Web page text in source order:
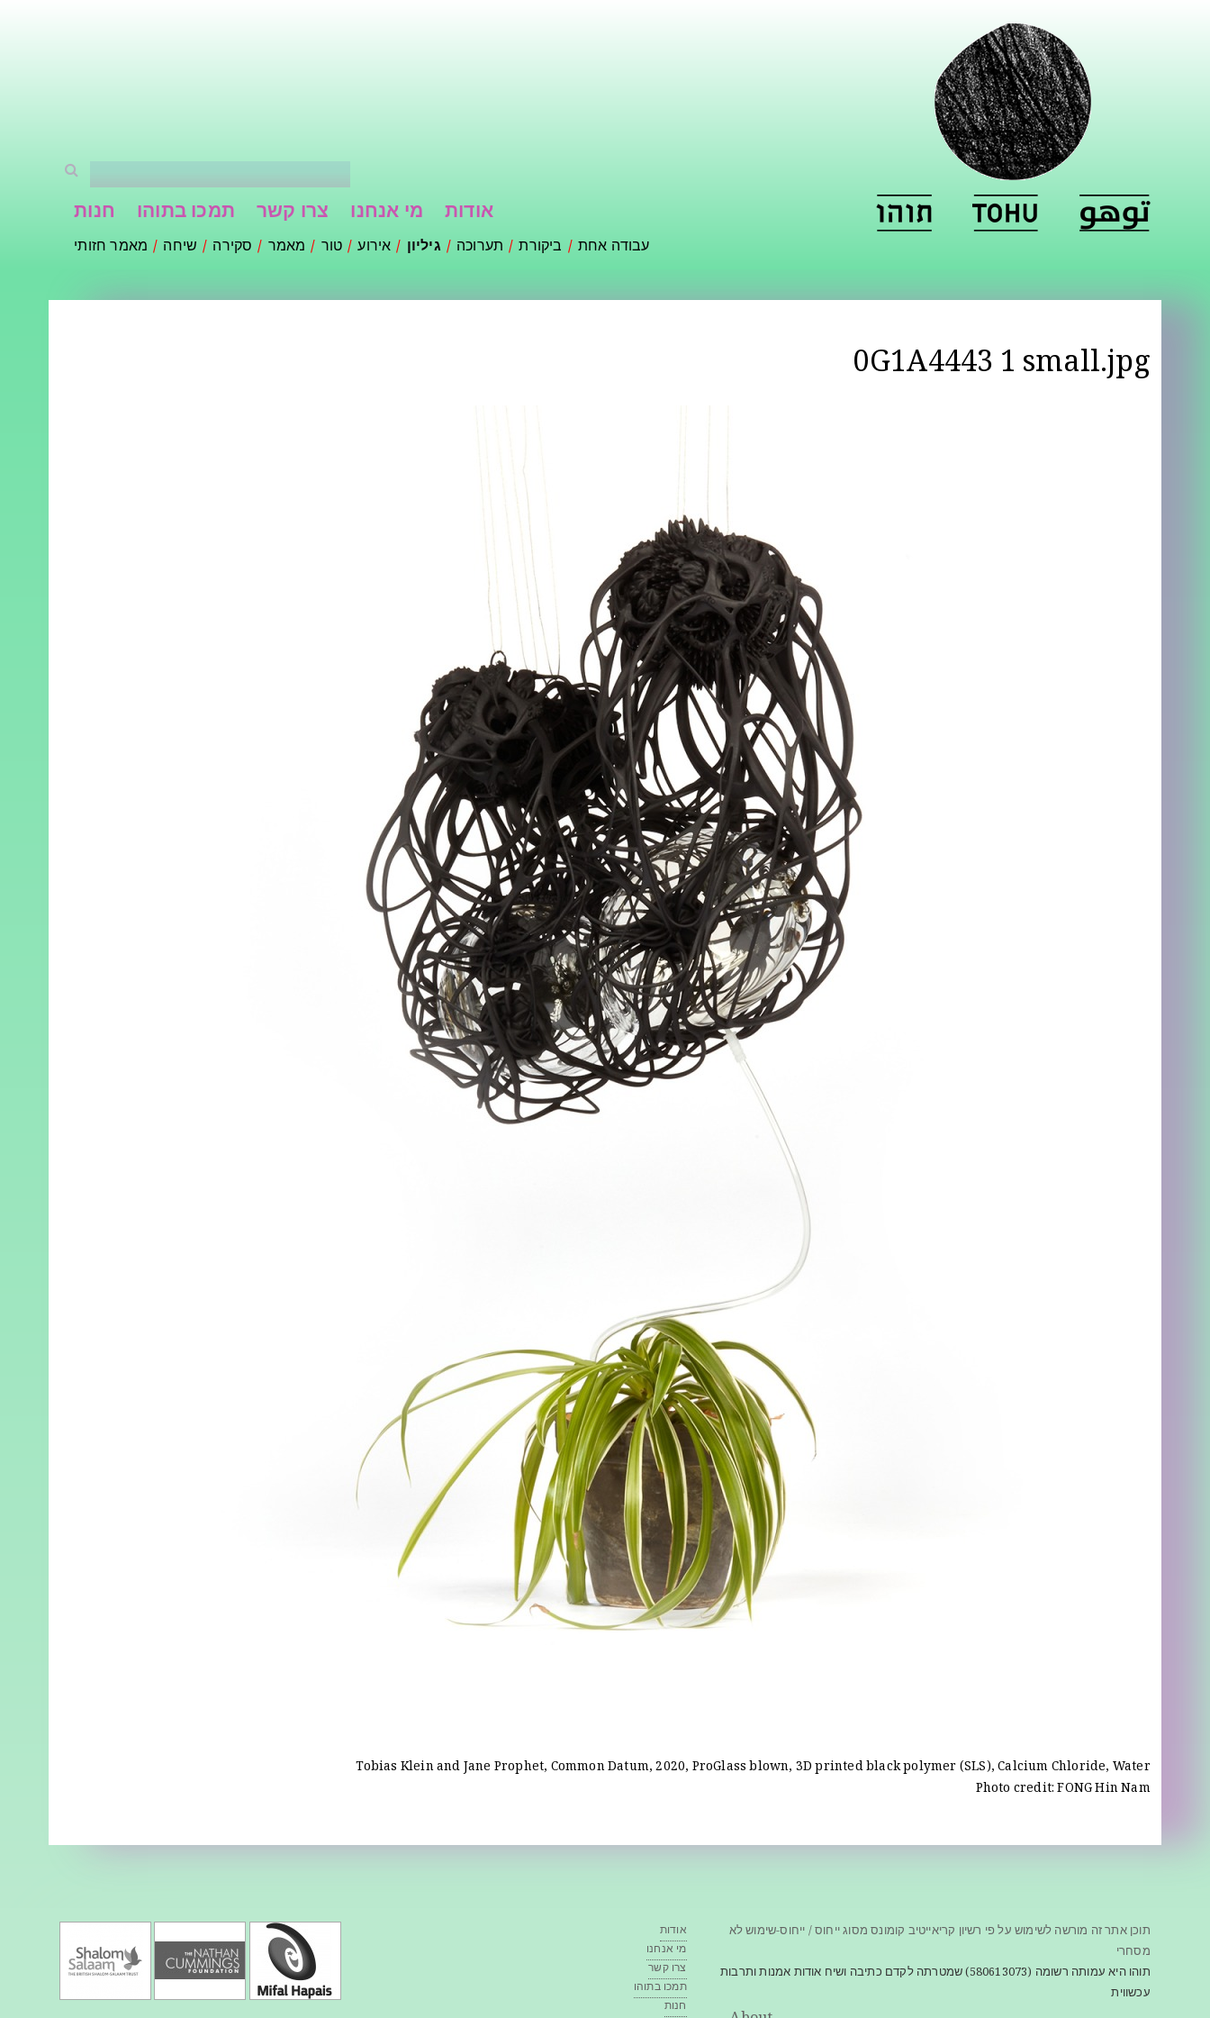
אודות מי אנחנו צרו קשר תמכו בתוהו חנות
מאמר חזותי שיחה סקירה מאמר טור אירוע גיליון תערוכה ביקורת עבודה אחת
0G1A4443 1 small.jpg
Tobias Klein and Jane Prophet, Common Datum, 2020, ProGlass blown, 3D printed black polymer (SLS), Calcium Chloride, Water
Photo credit: FONG Hin Nam
תוכן אתר זה מורשה לשימוש על פי רשיון קריאייטיב קומונס מסוג ייחוס / ייחוס-שימוש לא
מסחרי
תוהו היא עמותה רשומה (580613073) שמטרתה לקדם כתיבה ושיח אודות אמנות ותרבות
עכשווית
אודות
מי אנחנו
צרו קשר
תמכו בתוהו
חנות